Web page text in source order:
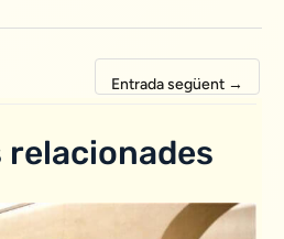
Entrada següent →
relacionades